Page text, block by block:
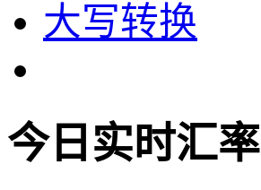
大写转换
今日实时汇率